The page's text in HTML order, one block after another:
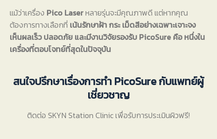
แม้ว่าเครื่อง Pico Laserหลายรุ่นจะมีคุณภาพดี แต่หากคุณ
ต้องการทางเลือกที่ เน้นรักษาฝ้า กระ เม็ดสีอย่างเฉพาะเจาะจง
เห็นผลเร็ว ปลอดภัย และมีงานวิจัยรองรับ PicoSure คือ หนึ่งใน
เครื่องที่ตอบโจทย์ที่สุดในปัจจุบัน
สนใจปรึกษาเรื่องการทำ PicoSure กับแพทย์ผู้
เชี่ยวชาญ
ติดต่อ SKYN Station Clinic เพื่อรับการประเมินผิวฟรี!